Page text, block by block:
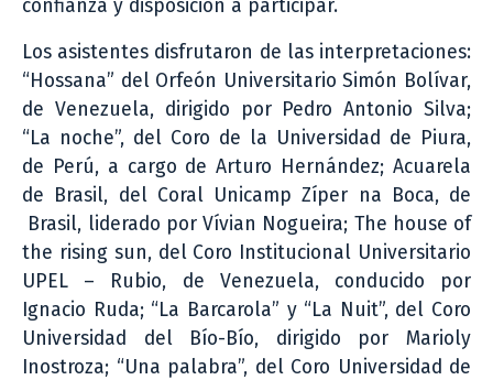
confianza y disposición a participar.
Los asistentes disfrutaron de las interpretaciones:
“Hossana” del Orfeón Universitario Simón Bolívar,
de Venezuela, dirigido por Pedro Antonio Silva;
“La noche”, del Coro de la Universidad de Piura,
de Perú, a cargo de Arturo Hernández; Acuarela
de Brasil, del Coral Unicamp Zíper na Boca, de
Brasil, liderado por Vívian Nogueira; The house of
the rising sun, del Coro Institucional Universitario
UPEL – Rubio, de Venezuela, conducido por
Ignacio Ruda; “La Barcarola” y “La Nuit”, del Coro
Universidad del Bío-Bío, dirigido por Marioly
Inostroza; “Una palabra”, del Coro Universidad de